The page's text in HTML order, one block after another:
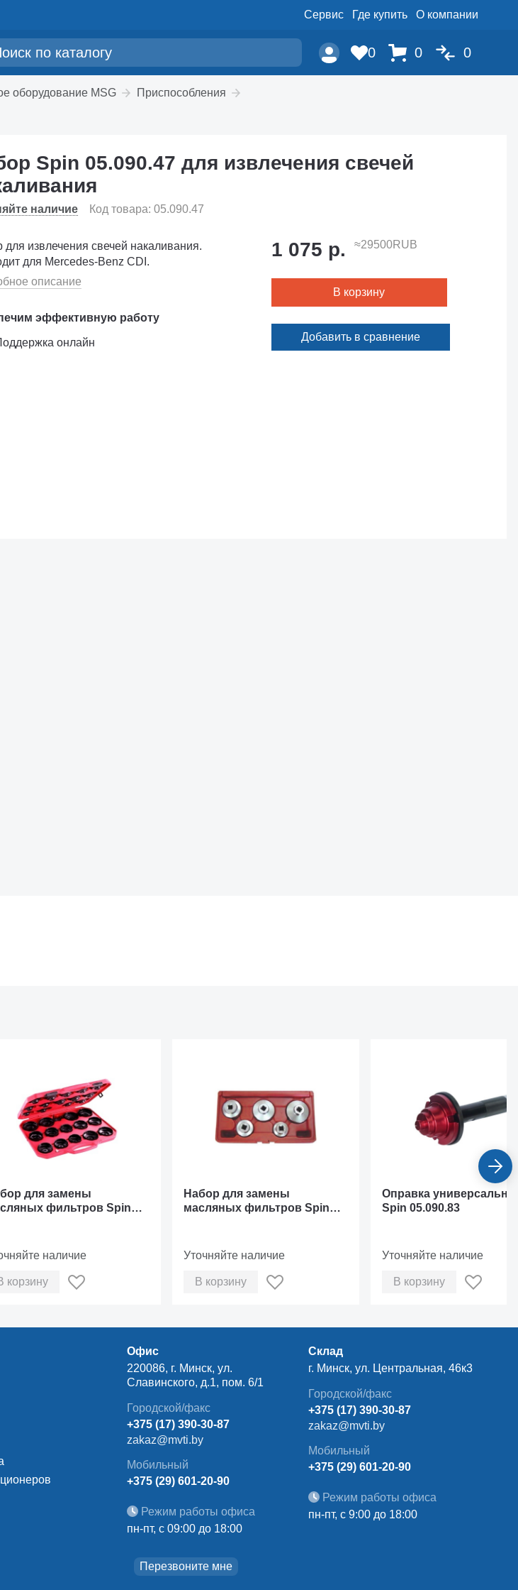
Сервис Где купить О компании
0 0 0
оборудование MSG
Приспособления
Spin 05.090.47 для извлечения свечей
наличие Код товара: 05.090.47
для извлечения свечей накаливания.
для Mercedes-Benz CDI.
описание
эффективную работу
онлайн
1 075 р. ≈29500RUB
В корзину
Добавить в сравнение
для замены
фильтров Spin
наличие
корзину
Набор для замены
масляных фильтров Spin
Уточняйте наличие
В корзину
Оправка
Spin 05.090.83
Уточняйте наличие
В корзину
Офис
220086, г. Минск, ул.
Славинского, д.1, пом. 6/1
Городской/факс
+375 (17) 390-30-87
zakaz@mvti.by
Мобильный
+375 (29) 601-20-90
Режим работы офиса
пн-пт, с 09:00 до 18:00
Склад
г. Минск, ул. Центральная, 46к3
Городской/факс
+375 (17) 390-30-87
zakaz@mvti.by
Мобильный
+375 (29) 601-20-90
Режим работы офиса
пн-пт, с 9:00 до 18:00
Перезвоните мне